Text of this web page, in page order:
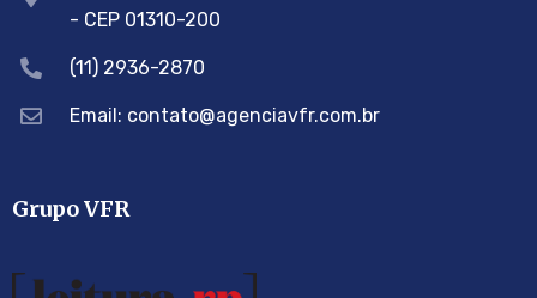
- CEP 01310-200
(11) 2936-2870
Email: contato@agenciavfr.com.br
Grupo VFR